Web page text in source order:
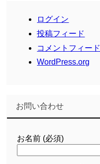
ログイン
投稿フィード
コメントフィード
WordPress.org
お問い合わせ
お名前 (必須)